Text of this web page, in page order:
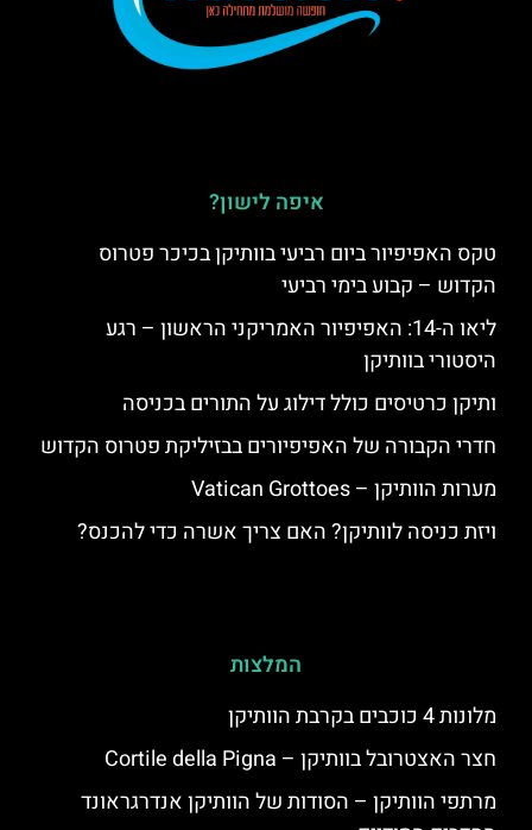
איפה לישון?
טקס האפיפיור ביום רביעי בוותיקן בכיכר פטרוס
הקדוש – קבוע בימי רביעי
ליאו ה-14: האפיפיור האמריקני הראשון – רגע
היסטורי בוותיקן
ותיקן כרטיסים כולל דילוג על התורים בכניסה
חדרי הקבורה של האפיפיורים בבזיליקת פטרוס הקדוש
מערות הוותיקן – Vatican Grottoes
ויזת כניסה לוותיקן? האם צריך אשרה כדי להכנס?
המלצות
מלונות 4 כוכבים בקרבת הוותיקן
חצר האצטרובל בוותיקן – Cortile della Pigna
מרתפי הוותיקן – הסודות של הוותיקן אנדרגראונד